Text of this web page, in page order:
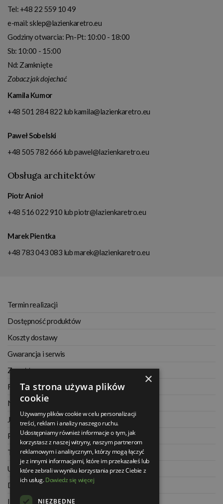
Tel: +48 22 559 10 49
e-mail:sklep@lazienkaretro.eu
Godziny otwarcia: Pn-Pt: 10:00 - 18:00
Sb: 10:00 - 15:00
Nd: Zamknięte
Zobacz jak dojechać
Kamila Kumor
+48 501 284 822 lubkamila@lazienkaretro.eu
Paweł Sobelski
+48 505 782 666 lubpawel@lazienkaretro.eu
Obsługa architektów
Piotr Anioł
+48 516 022 910 lubpiotr@lazienkaretro.eu
Marek Pientka
+48 783 043 083 lubmarek@lazienkaretro.eu
Termin realizacji
Dostępność produktów
Koszty dostawy
Gwarancja i serwis
Zwrot towaru
Regulamin
Najczęściej zadawane pytania
Jak kupować na raty
Polityka prywatności
Twoje zamówienia
Ustawienia konta
Dane kontaktowe
Informacje o firmie
×
Ta strona używa plików
cookie
Używamy plików cookie w celu personalizacji
treści, reklam i analizy naszego ruchu.
Udostępniamy również informacje o tym, jak
korzystasz z naszej witryny, naszym partnerom
reklamowym i analitycznym, którzy mogą łączyć
je z innymi informacjami, które im przekazałeś lub
które zebrali w wyniku korzystania przez Ciebie z
ich usług.Dowiedz się więcej
NIEZBĘDNE